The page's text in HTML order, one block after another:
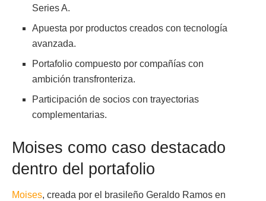
Series A.
Apuesta por productos creados con tecnología
avanzada.
Portafolio compuesto por compañías con
ambición transfronteriza.
Participación de socios con trayectorias
complementarias.
Moises como caso destacado
dentro del portafolio
Moises, creada por el brasileño Geraldo Ramos en